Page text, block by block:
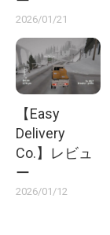
2026/01/21
【Easy
Delivery
Co.】レビュ
ー
2026/01/12